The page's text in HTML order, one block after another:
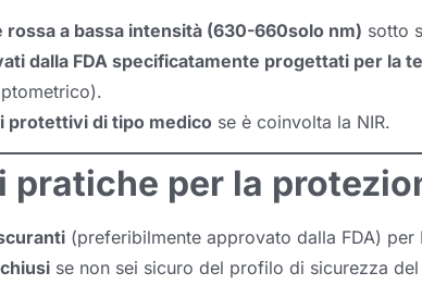
rossa a bassa intensità (630-660solo nm) sotto
dalla FDA specificatamente progettati per la
protettivi di tipo medico se è coinvolta la NIR.
pratiche per la
(preferibilmente approvato dalla FDA) per
se non sei sicuro del profilo di sicurezza